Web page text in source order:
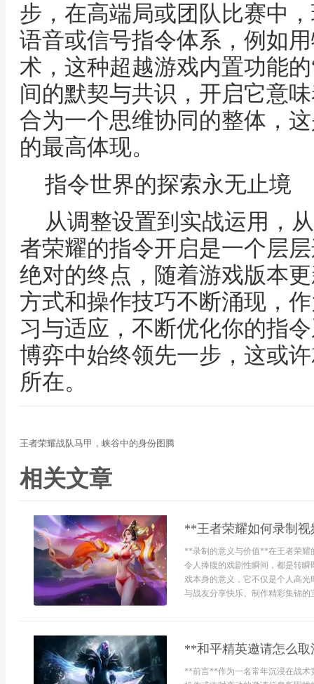
步，在高端局或团队比赛中
语音或信号指令体系，例如
术，这种超越游戏内置功能
间的默契与共识，开启它意
合为一个思维协同的整体，
的最高体现。
指令世界的探索永无止境
从调整设置到实战运用，
者荣耀的指令开启是一个层
绝对的终点，随着游戏版本
方式和操作技巧不断涌现，
习与适应，不断优化你的指
博弈中始终领先一步，这或
所在。
王者荣耀战队马甲，峡谷中的身份图腾
相关文章
**王者荣耀如何录制
**录制的意义与价值**在王者荣耀
令人捧腹的戏剧性瞬间，都是转
戏本身的意义，它不仅是个人高
与战友分享快乐、制作精彩集锦的
**和平精英邀请怎么
**前言**作为一名常年沉浸在战术